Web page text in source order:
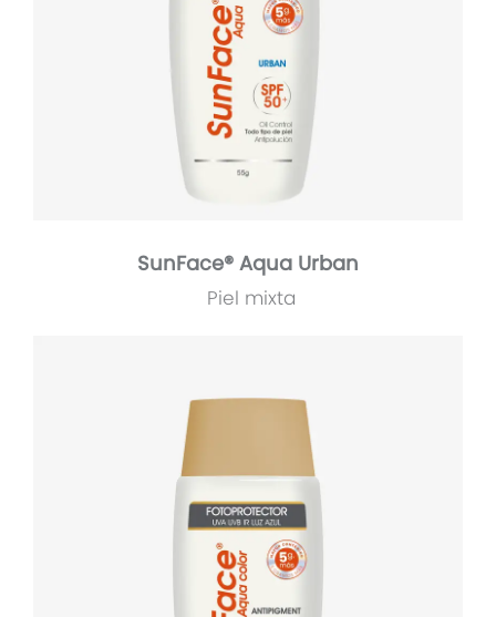
SunFace® Aqua Urban
Piel mixta